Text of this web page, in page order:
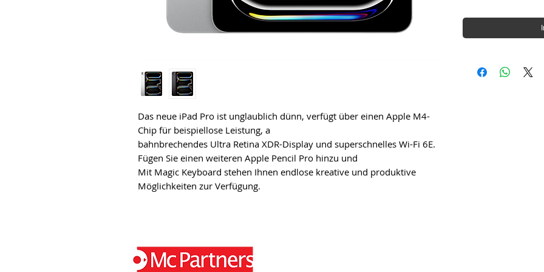
Das neue iPad Pro ist unglaublich dünn, verfügt über einen Apple M4-
Chip für beispiellose Leistung, a
bahnbrechendes Ultra Retina XDR-Display und superschnelles Wi-Fi 6E.
Fügen Sie einen weiteren Apple Pencil Pro hinzu und
Mit Magic Keyboard stehen Ihnen endlose kreative und produktive
Möglichkeiten zur Verfügung.